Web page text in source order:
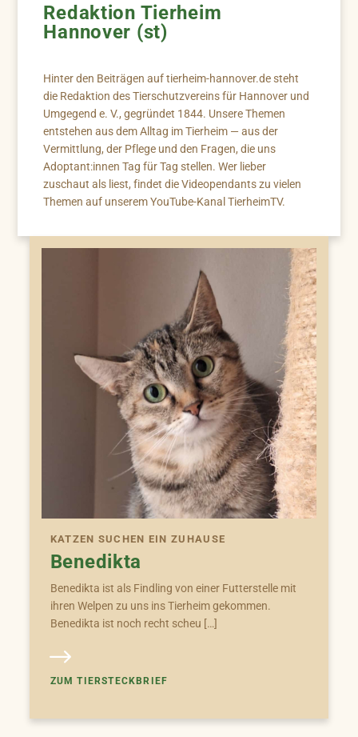
Redaktion Tierheim
Hannover (st)
Hinter den Beiträgen auf tierheim-hannover.de steht
die Redaktion des Tierschutzvereins für Hannover und
Umgegend e. V., gegründet 1844. Unsere Themen
entstehen aus dem Alltag im Tierheim — aus der
Vermittlung, der Pflege und den Fragen, die uns
Adoptant:innen Tag für Tag stellen. Wer lieber
zuschaut als liest, findet die Videopendants zu vielen
Themen auf unserem YouTube-Kanal TierheimTV.
KATZEN SUCHEN EIN ZUHAUSE
Benedikta
Benedikta ist als Findling von einer Futterstelle mit
ihren Welpen zu uns ins Tierheim gekommen.
Benedikta ist noch recht scheu […]
ZUM TIERSTECKBRIEF